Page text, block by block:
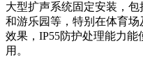
大型扩声系统固定安装，
和游乐园等，特别在体育
效果，IP55防护处理能力
用。